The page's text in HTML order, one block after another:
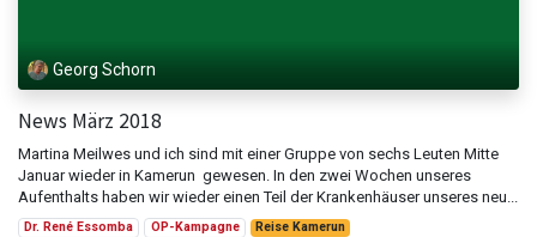
Georg Schorn
News März 2018
Martina Meilwes und ich sind mit einer Gruppe von sechs Leuten Mitte
Januar wieder in Kamerun gewesen. In den zwei Wochen unseres
Aufenthalts haben wir wieder einen Teil der Krankenhäuser unseres neu...
Dr. René Essomba OP-Kampagne
Reise Kamerun